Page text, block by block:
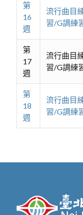
第
16
週
流行曲目
習/G調練
第
17
週
流行曲目
習/G調練
第
18
週
流行曲目
習/G調練